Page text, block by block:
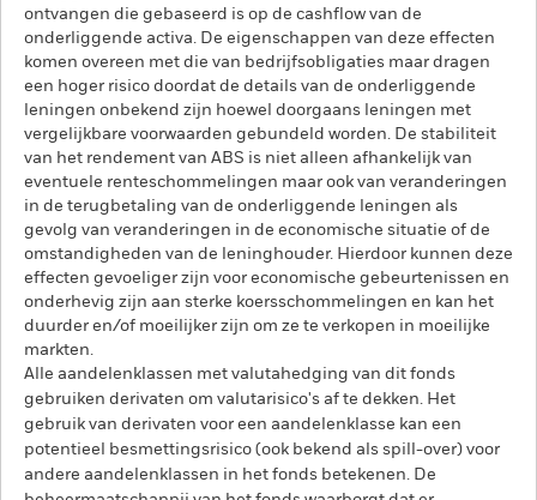
ontvangen die gebaseerd is op de cashflow van de
onderliggende activa. De eigenschappen van deze effecten
komen overeen met die van bedrijfsobligaties maar dragen
een hoger risico doordat de details van de onderliggende
leningen onbekend zijn hoewel doorgaans leningen met
vergelijkbare voorwaarden gebundeld worden. De stabiliteit
van het rendement van ABS is niet alleen afhankelijk van
eventuele renteschommelingen maar ook van veranderingen
in de terugbetaling van de onderliggende leningen als
gevolg van veranderingen in de economische situatie of de
omstandigheden van de leninghouder. Hierdoor kunnen deze
effecten gevoeliger zijn voor economische gebeurtenissen en
onderhevig zijn aan sterke koersschommelingen en kan het
duurder en/of moeilijker zijn om ze te verkopen in moeilijke
markten.
Alle aandelenklassen met valutahedging van dit fonds
gebruiken derivaten om valutarisico's af te dekken. Het
gebruik van derivaten voor een aandelenklasse kan een
potentieel besmettingsrisico (ook bekend als spill-over) voor
andere aandelenklassen in het fonds betekenen. De